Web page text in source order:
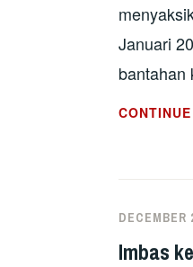
Januari
bantahan
DECEMBER
Imbas